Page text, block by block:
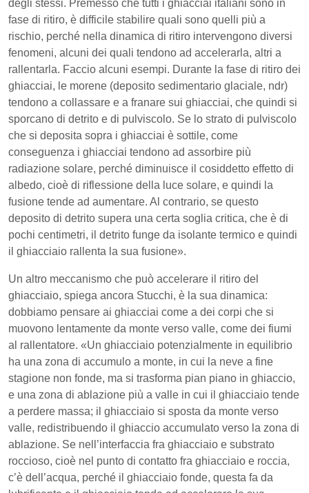
degli stessi. Premesso che tutti i ghiacciai italiani sono in
fase di ritiro, è difficile stabilire quali sono quelli più a
rischio, perché nella dinamica di ritiro intervengono diversi
fenomeni, alcuni dei quali tendono ad accelerarla, altri a
rallentarla. Faccio alcuni esempi. Durante la fase di ritiro dei
ghiacciai, le morene (deposito sedimentario glaciale, ndr)
tendono a collassare e a franare sui ghiacciai, che quindi si
sporcano di detrito e di pulviscolo. Se lo strato di pulviscolo
che si deposita sopra i ghiacciai è sottile, come
conseguenza i ghiacciai tendono ad assorbire più
radiazione solare, perché diminuisce il cosiddetto effetto di
albedo, cioè di riflessione della luce solare, e quindi la
fusione tende ad aumentare. Al contrario, se questo
deposito di detrito supera una certa soglia critica, che è di
pochi centimetri, il detrito funge da isolante termico e quindi
il ghiacciaio rallenta la sua fusione».
Un altro meccanismo che può accelerare il ritiro del
ghiacciaio, spiega ancora Stucchi, è la sua dinamica:
dobbiamo pensare ai ghiacciai come a dei corpi che si
muovono lentamente da monte verso valle, come dei fiumi
al rallentatore. «Un ghiacciaio potenzialmente in equilibrio
ha una zona di accumulo a monte, in cui la neve a fine
stagione non fonde, ma si trasforma pian piano in ghiaccio,
e una zona di ablazione più a valle in cui il ghiacciaio tende
a perdere massa; il ghiacciaio si sposta da monte verso
valle, redistribuendo il ghiaccio accumulato verso la zona di
ablazione. Se nell’interfaccia fra ghiacciaio e substrato
roccioso, cioè nel punto di contatto fra ghiacciaio e roccia,
c’è dell’acqua, perché il ghiacciaio fonde, questa fa da